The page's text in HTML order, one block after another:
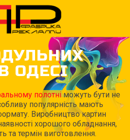
ОДЕСІ
полотніможуть бути не
популярність мають
Виробництво картин
хорошого обладнання,
та термін виготовлення.